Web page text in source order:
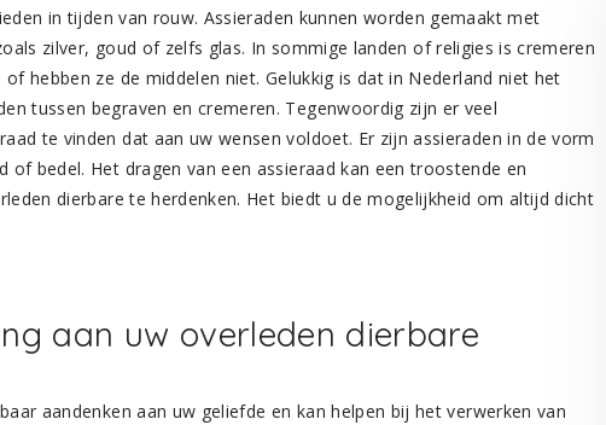
in tijden van rouw. Assieraden kunnen worden gemaakt met
zilver, goud of zelfs glas. In sommige landen of religies is cremeren
hebben ze de middelen niet. Gelukkig is dat in Nederland niet het
tussen begraven en cremeren. Tegenwoordig zijn er veel
te vinden dat aan uw wensen voldoet. Er zijn assieraden in de vorm
of bedel. Het dragen van een assieraad kan een troostende en
dierbare te herdenken. Het biedt u de mogelijkheid om altijd dicht
aan uw overleden dierbare
aandenken aan uw geliefde en kan helpen bij het verwerken van